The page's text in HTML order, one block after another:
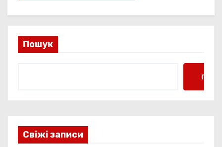
Пошук
Свіжі записи